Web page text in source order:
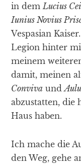
in dem Lucius
Iunius Novius
Vespasian
Legion hinter
meinem
damit, meinen
Conviva und
abzustatten, die
Haus haben.
Ich mache die
den Weg, gehe